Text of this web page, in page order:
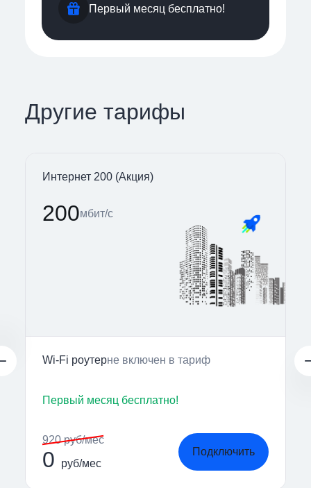
Первый месяц бесплатно!
Другие тарифы
Интернет 200 (Акция)
200мбит/с
Wi-Fi роутерне включен в тариф
Первый месяц бесплатно!
920 руб/мес
0 руб/мес
Подключить